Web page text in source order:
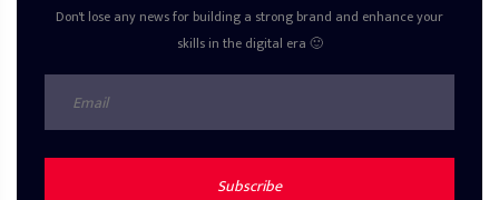
Don't lose any news for building a strong brand and enhance your
skills in the digital era 🙂
Subscribe